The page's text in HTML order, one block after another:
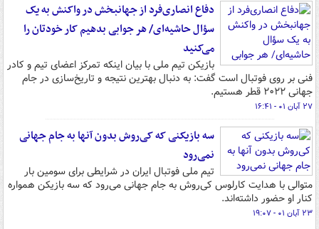
دفاع انصاری‌فرد از جهانبخش در واکنش به یک
سؤال حاشیه‌ای/ هر جوابی بدهیم کار خودتان را
می‌کنید
بازیکن تیم ملی با بیان اینکه تمرکز اعضای تیم و کادر
فنی بر روی فوتبال است گفت: به دنبال بهترین نتیجه و تاریخ‌سازی در جام
جهانی ۲۰۲۲ قطر هستیم.
۲۷ آبان ۰۱ - ۱۶:۴۱
سه بازیکنی که کی‌روش بدون آنها به جام جهانی
نمی‌رود
تیم ملی فوتبال ایران در شرایطی برای سومین بار
متوالی با هدایت کارلوس کی‌روش به جام جهانی می‌رود که سه بازیکن همواره
کنار او حضور داشته‌اند.
۲۳ آبان ۰۱ - ۱۹:۰۷